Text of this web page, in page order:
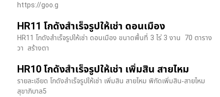
https://goo.g
HR11 โกดังสำเร็จรูปให้เช่า ดอนเมือง
HR11 โกดังสำเร็จรูปให้เช่า ดอนเมือง ขนาดพื้นที่ 3 ไร่ 3 งาน 70 ตาราง
วา สร้างตา
HR10 โกดังสำเร็จรูปให้เช่า เพิ่มสิน สายไหม
รายละเอียด โกดังสำเร็จรูปให้เช่า เพิ่มสิน สายไหม พิกัดเพิ่มสิน-สายไหม
สุขาภิบาล5